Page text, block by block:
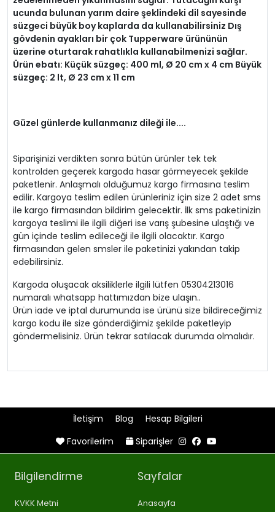
ucunda bulunan yarım daire şeklindeki dil sayesinde
süzgeci büyük boy kaplarda da kullanabilirsiniz Dış
gövdenin ayakları bir çok Tupperware ürününün
üzerine oturtarak rahatlıkla kullanabilmenizi sağlar.
Ürün ebatı: Küçük süzgeç: 400 ml, Ø 20 cm x 4 cm Büyük
süzgeç: 2 lt, Ø 23 cm x 11 cm
Güzel günlerde kullanmanız dileği ile....
Siparişinizi verdikten sonra bütün ürünler tek tek
kontrolden geçerek kargoda hasar görmeyecek şekilde
paketlenir. Anlaşmalı olduğumuz kargo firmasına teslim
edilir. Kargoya teslim edilen ürünleriniz için size 2 adet sms
ile kargo firmasından bildirim gelecektir. İlk sms paketinizin
kargoya teslimi ile ilgili diğeri ise varış şubesine ulaştığı ve
gün içinde teslim edileceği ile ilgili olacaktır. Kargo
firmasından gelen smsler ile paketinizi yakından takip
edebilirsiniz.
Kargoda oluşacak aksiliklerle ilgili lütfen 05304213016
numaralı whatsapp hattımızdan bize ulaşın..
Ürün iade ve iptal durumunda ise ürünü size bildireceğimiz
kargo kodu ile size gönderdiğimiz şekilde paketleyip
göndermelisiniz. Ürün tekrar satılacak durumda olmalıdır.
İletişim Blog
Hesap Bilgileri
Favorilerim
Siparişler
Bilgilendirme
KVKK Metni
Sayfalar
Anasayfa